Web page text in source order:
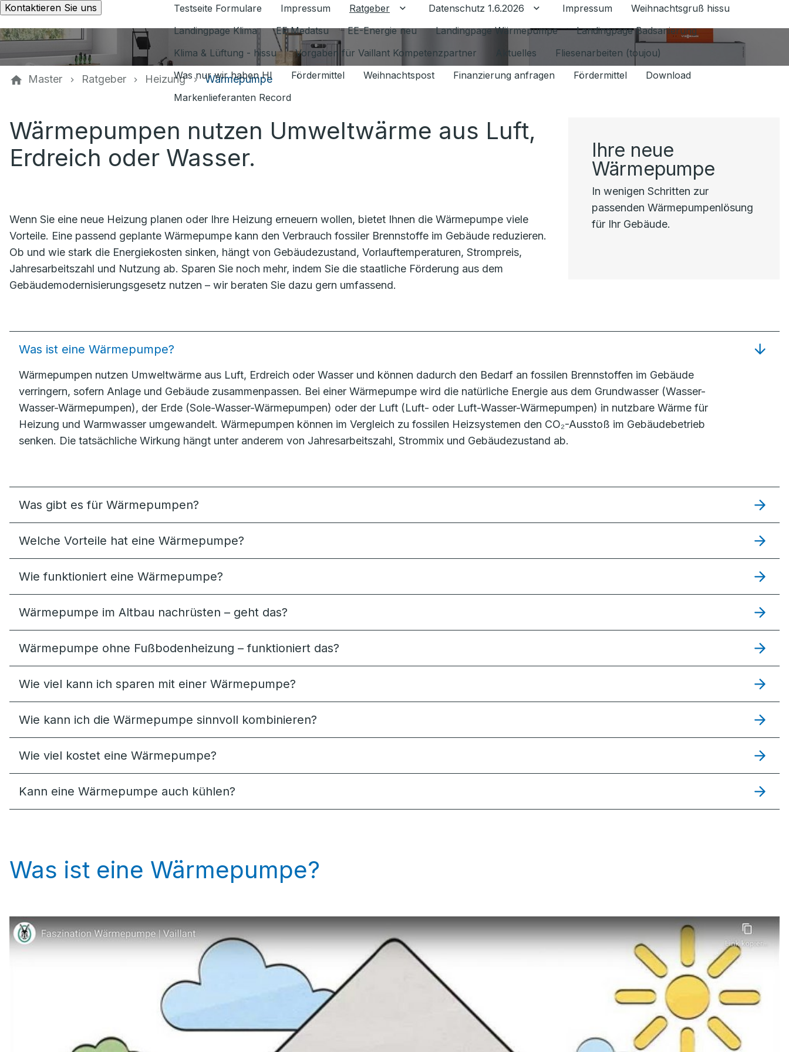
Kontaktieren Sie uns Testseite Formulare Impressum Ratgeber Untermenü für Ratgeber umschalten
Datenschutz 1.6.2026 Untermenü für Datenschutz 1.6.2026 umschalten
Impressum
Weihnachtsgruß hissu
Landingpage Klima
EE Medatsu EE-Energie neu Landingpage Wärmepumpe
Landingpage Badsanierung
Klima & Lüftung - hissu
Vorgaben für Vaillant Kompetenzpartner Aktuelles
Fliesenarbeiten (toujou)
Was nur wir haben HI
Fördermittel Weihnachtspost Finanzierung anfragen Fördermittel
Download
Markenlieferanten Record
Master Ratgeber Heizung Wärmepumpe
Wärmepumpen nutzen Umweltwärme aus Luft,
Erdreich oder Wasser.
Wenn Sie eine neue Heizung planen oder Ihre Heizung erneuern wollen, bietet Ihnen die Wärmepumpe viele
Vorteile. Eine passend geplante Wärmepumpe kann den Verbrauch fossiler Brennstoffe im Gebäude reduzieren.
Ob und wie stark die Energiekosten sinken, hängt von Gebäudezustand, Vorlauftemperaturen, Strompreis,
Jahresarbeitszahl und Nutzung ab. Sparen Sie noch mehr, indem Sie die staatliche Förderung aus dem
Gebäudemodernisierungsgesetz nutzen – wir beraten Sie dazu gern umfassend.
Ihre neue
Wärmepumpe
In wenigen Schritten zur
passenden Wärmepumpenlösung
für Ihr Gebäude.
Was ist eine Wärmepumpe?
Wärmepumpen nutzen Umweltwärme aus Luft, Erdreich oder Wasser und können dadurch den Bedarf an fossilen Brennstoffen im Gebäude
verringern, sofern Anlage und Gebäude zusammenpassen. Bei einer Wärmepumpe wird die natürliche Energie aus dem Grundwasser (Wasser-
Wasser-Wärmepumpen), der Erde (Sole-Wasser-Wärmepumpen) oder der Luft (Luft- oder Luft-Wasser-Wärmepumpen) in nutzbare Wärme für
Heizung und Warmwasser umgewandelt. Wärmepumpen können im Vergleich zu fossilen Heizsystemen den CO₂-Ausstoß im Gebäudebetrieb
senken. Die tatsächliche Wirkung hängt unter anderem von Jahresarbeitszahl, Strommix und Gebäudezustand ab.
Was gibt es für Wärmepumpen?
Welche Vorteile hat eine Wärmepumpe?
Wie funktioniert eine Wärmepumpe?
Wärmepumpe im Altbau nachrüsten – geht das?
Wärmepumpe ohne Fußbodenheizung – funktioniert das?
Wie viel kann ich sparen mit einer Wärmepumpe?
Wie kann ich die Wärmepumpe sinnvoll kombinieren?
Wie viel kostet eine Wärmepumpe?
Kann eine Wärmepumpe auch kühlen?
Was ist eine Wärmepumpe?